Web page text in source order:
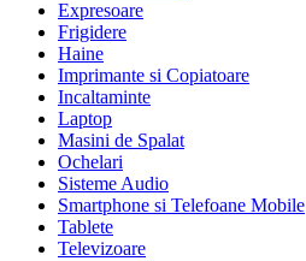
Expresoare
Frigidere
Haine
Imprimante si Copiatoare
Incaltaminte
Laptop
Masini de Spalat
Ochelari
Sisteme Audio
Smartphone si Telefoane Mobile
Tablete
Televizoare